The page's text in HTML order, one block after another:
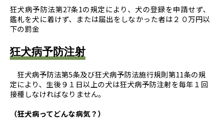
狂犬病予防法第27条1の規定により、犬の登録を申請せず、
鑑札を犬に着けず、または届出をしなかった者は２０万円以
下の罰金
狂犬病予防注射
狂犬病予防法第5条及び狂犬病予防法施行規則第11条の規
定により、生後９１日以上の犬は狂犬病予防注射を毎年１回
接種しなければなりません。
（狂犬病ってどんな病気？）